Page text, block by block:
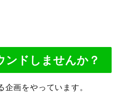
ンドしませんか？
企画をやっています。